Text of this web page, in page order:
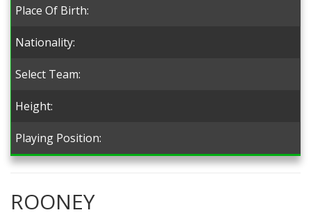
Place Of Birth:
Nationality:
Select Team:
Height:
Playing Position:
ROONEY